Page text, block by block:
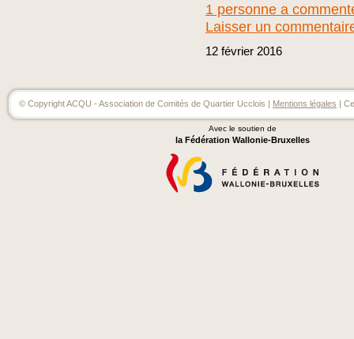
1 personne a
Laisser un
12 février 2016
© Copyright ACQU - Association de Comités de Quartier Ucclois | Mentions légales |
Avec le soutien de
la Fédération Wallonie-Bruxelles